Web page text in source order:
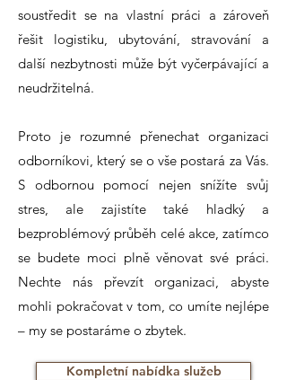
soustředit se na vlastní práci a zároveň
řešit logistiku, ubytování, stravování a
další nezbytnosti může být vyčerpávající a
neudržitelná.
Proto je rozumné přenechat organizaci
odborníkovi, který se o vše postará za Vás.
S odbornou pomocí nejen snížíte svůj
stres, ale zajistíte také hladký a
bezproblémový průběh celé akce, zatímco
se budete moci plně věnovat své práci.
Nechte nás převzít organizaci, abyste
mohli pokračovat v tom, co umíte nejlépe
– my se postaráme o zbytek.
Kompletní nabídka služeb